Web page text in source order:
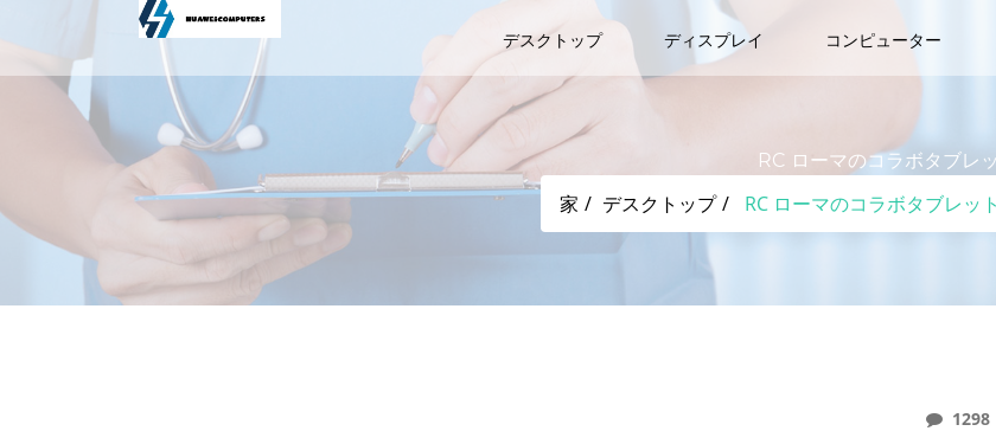
デスクトップ ディスプレイ コンピューター
RC ローマのコラボタブレ
家 デスクトップ RC ローマのコラボタブレッ
1298